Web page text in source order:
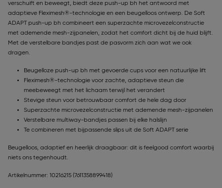
verschuift en beweegt, biedt deze push-up bh het antwoord met
adaptieve Fleximesh®-technologie en een beugelloos ontwerp. De Soft
ADAPT push-up bh combineert een superzachte microvezelconstructie
met ademende mesh-zijpanelen, zodat het comfort dicht bij de huid blijft.
Met de verstelbare bandjes past de pasvorm zich aan wat we ook
dragen.
Beugelloze push-up bh met gevoerde cups voor een natuurlijke lift
Fleximesh®-technologie voor zachte, adaptieve steun die
meebeweegt met het lichaam terwijl het verandert
Stevige steun voor betrouwbaar comfort de hele dag door
Superzachte microvezelconstructie met ademende mesh-zijpanelen
Verstelbare multiway-bandjes passen bij elke halslijn
Te combineren met bijpassende slips uit de Soft ADAPT serie
Beugelloos, adaptief en heerlijk draagbaar: dit is feelgood comfort waarbij
niets ons tegenhoudt.
Artikelnummer: 10216215 (7611358899418)